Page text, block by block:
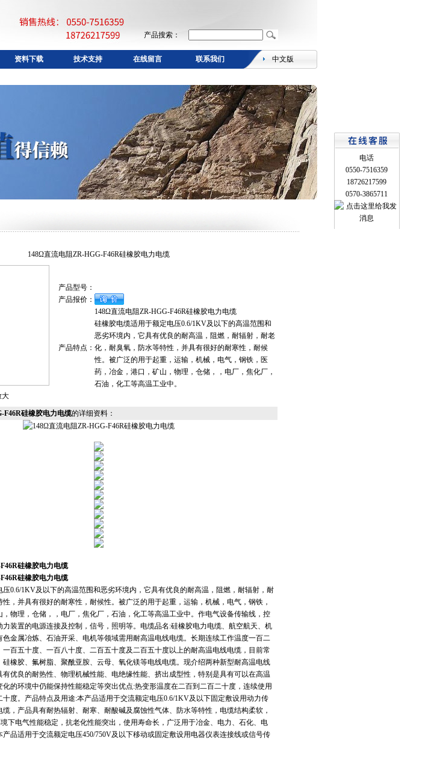
产品搜索：
资料下载 技术支持 在线留言 联系我们 中文版
148Ω直流电阻ZR-HGG-F46R硅橡胶电力电缆
大
产品型号：
产品报价：
产品特点：
148Ω直流电阻ZR-HGG-F46R硅橡胶电力电缆
硅橡胶电缆适用于额定电压0.6/1KV及以下的高温范围和
恶劣环境内，它具有优良的耐高温，阻燃，耐辐射，耐老
化，耐臭氧，防水等特性，并具有很好的耐寒性，耐候
性。被广泛的用于起重，运输，机械，电气，钢铁，医
药，冶金，港口，矿山，物理，仓储，，电厂，焦化厂，
石油，化工等高温工业中。
F46R硅橡胶电力电缆的详细资料：
硅橡胶电力电缆
硅橡胶电力电缆
0.6/1KV及以下的高温范围和恶劣环境内，它具有优良的耐高温，阻燃，耐辐射，耐
，并具有很好的耐寒性，耐候性。被广泛的用于起重，运输，机械，电气，钢铁，
，物理，仓储，，电厂，焦化厂，石油，化工等高温工业中。作电气设备传输线，控
装置的电源连接及控制，信号，照明等。电缆品名:硅橡胶电力电缆、航空航天、机
金属冶炼、石油开采、电机等领域需用耐高温电线电缆。长期连续工作温度一百二
百五十度、一百八十度、二百五十度及二百五十度以上的耐高温电线电缆，目前常
硅橡胶、氟树脂、聚酰亚胺、云母、氧化镁等电线电缆。现介绍两种新型耐高温电线
优良的耐热性、物理机械性能、电绝缘性能、挤出成型性，特别是具有可以在高温
的环境中仍能保持性能稳定等突出优点:热变形温度在二百到二百二十度，连续使用
度。产品特点及用途:本产品适用于交流额定电压0.6/1KV及以下固定敷设用动力传
，产品具有耐热辐射、耐寒、耐酸碱及腐蚀性气体、防水等特性，电缆结构柔软，
下电气性能稳定，抗老化性能突出，使用寿命长，广泛用于冶金、电力、石化、电
品适用于交流额定电压450/750V及以下移动或固定敷设用电器仪表连接线或信号传
电话
0550-7516359
18726217599
0570-3865711